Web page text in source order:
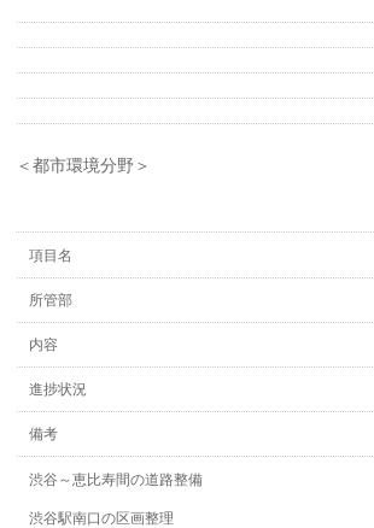
＜都市環境分野＞
項目名
所管部
内容
進捗状況
備考
渋谷～恵比寿間の道路整備
渋谷駅南口の区画整理